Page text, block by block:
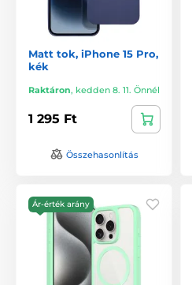
Matt tok, iPhone 15 Pro,
kék
Raktáron, kedden 8. 11. Önnél
1 295 Ft
Összehasonlítás
Ár-érték arány